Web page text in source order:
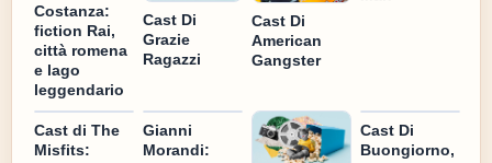
Costanza:
fiction Rai,
città romena
e lago
leggendario
Cast Di
Grazie
Ragazzi
Cast Di
American
Gangster
Cast di The
Misfits:
Gianni
Morandi:
Cast Di
Buongiorno,